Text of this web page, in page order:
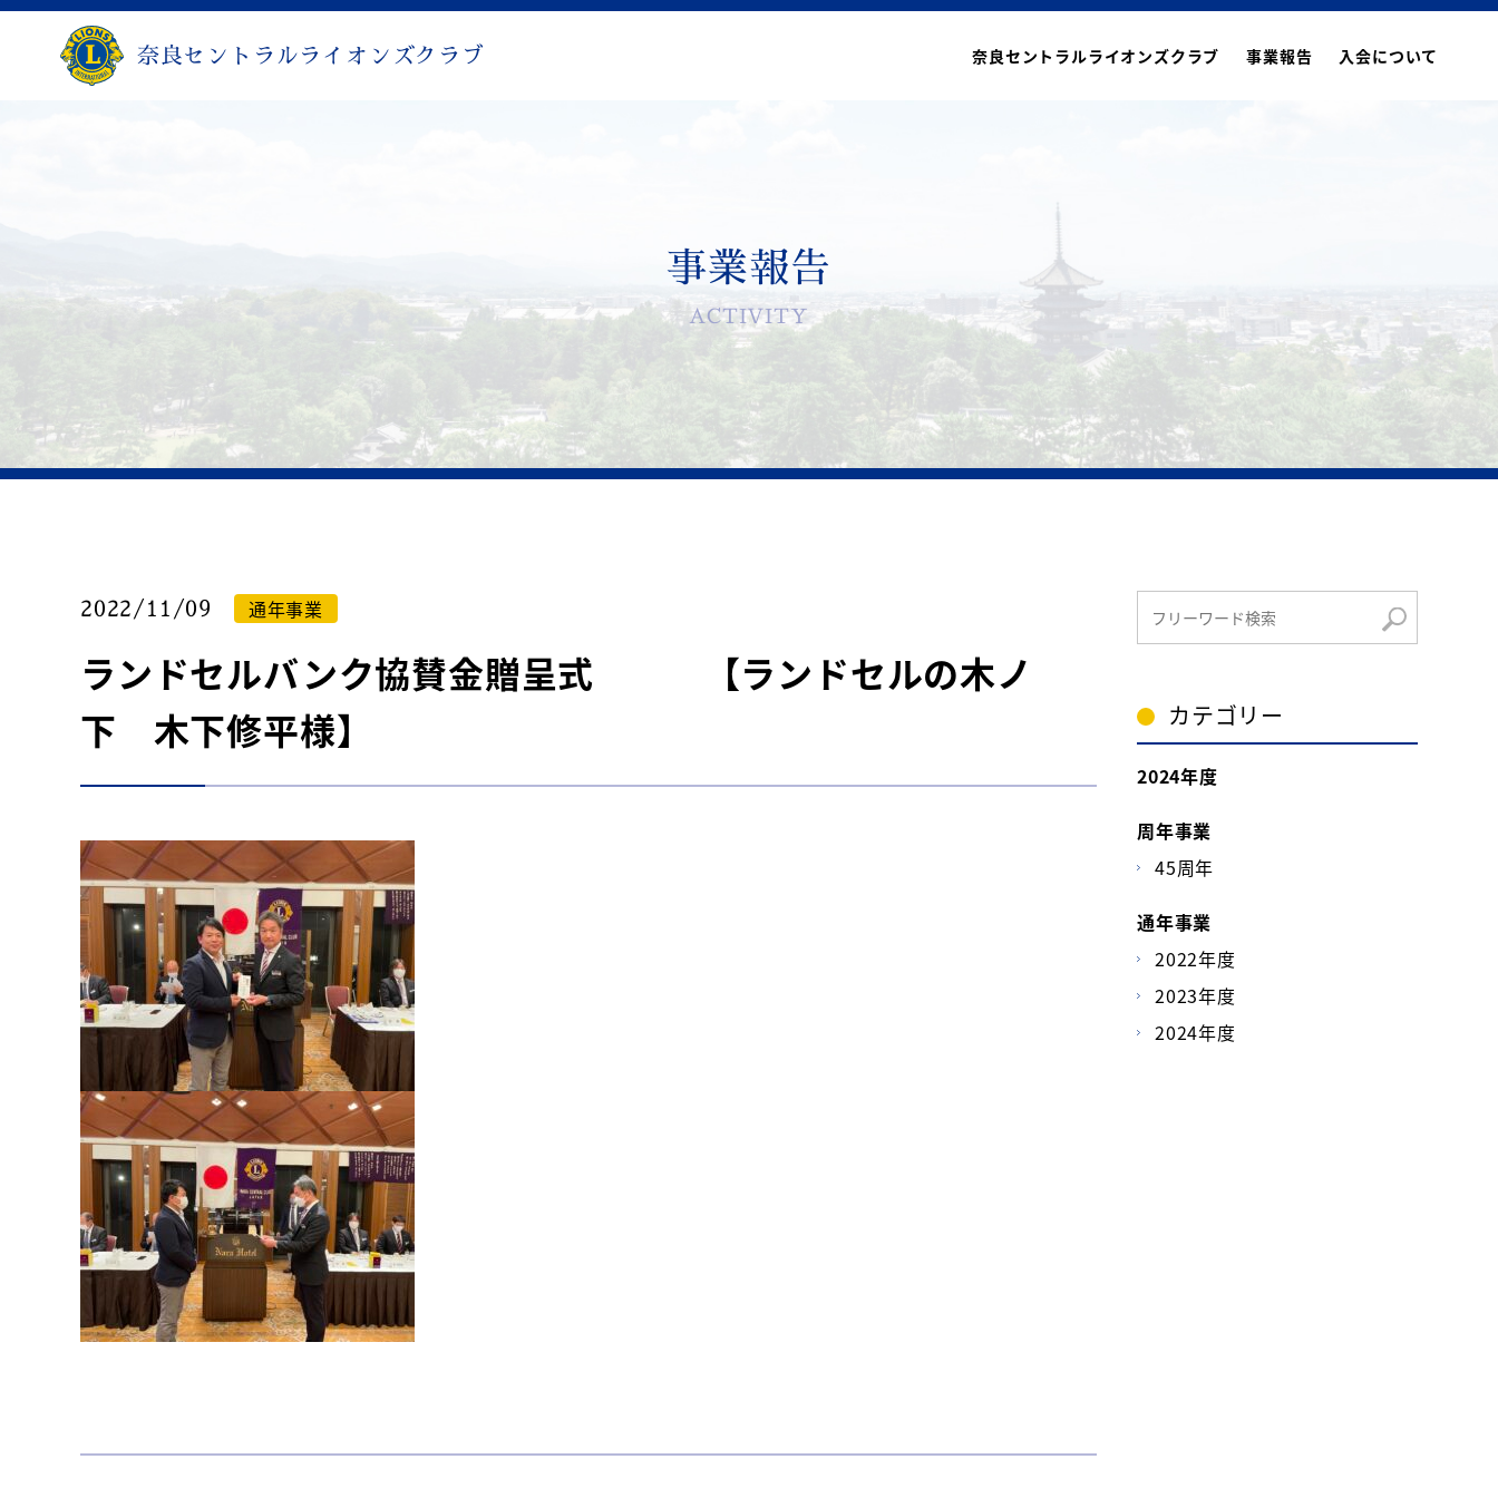
奈良セントラルライオンズクラブ 奈良セントラルライオンズクラブ 事業報告 入会について
事業報告
ACTIVITY
2022/11/09 通年事業
ランドセルバンク協賛金贈呈式 【ランドセルの木ノ
下 木下修平様】
カテゴリー
2024年度
周年事業
45周年
通年事業
2022年度
2023年度
2024年度